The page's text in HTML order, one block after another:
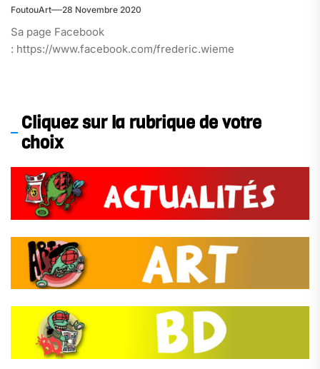
FoutouArt 28 Novembre 2020
Sa page Facebook
: https://www.facebook.com/frederic.wieme
Cliquez sur la rubrique de votre
choix